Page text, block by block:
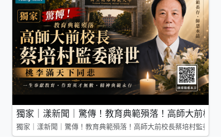
獨家｜漾新聞｜驚傳！教育典範殞落！高師大前校
獨家｜漾新聞｜驚傳！教育典範殞落！高師大前校長蔡培村監委